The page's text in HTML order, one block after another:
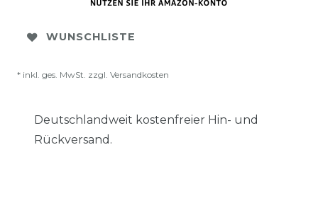
WUNSCHLISTE
* inkl. ges. MwSt. zzgl. Versandkosten
Deutschlandweit kostenfreier Hin- und
Rückversand.